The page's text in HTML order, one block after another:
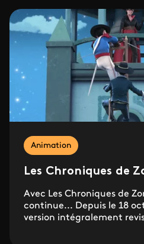
Animation
Les Chroniques de
Avec Les Chroniques de
continue... Depuis le 18
version intégralement